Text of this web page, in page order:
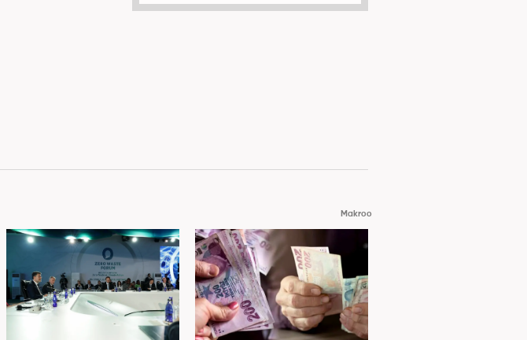
Makroo